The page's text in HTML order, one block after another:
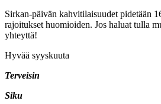
Sirkan-päivän kahvitilaisuudet pidetään
rajoitukset huomioiden. Jos haluat tulla
yhteyttä!
Hyvää syyskuuta
Terveisin
Siku